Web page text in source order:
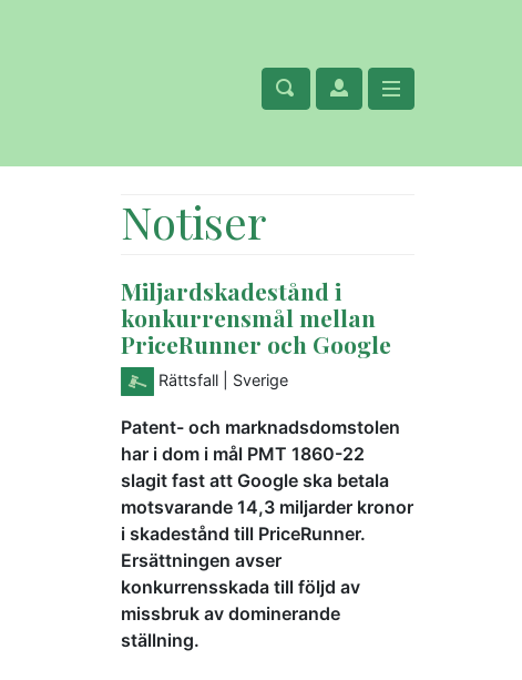
Notiser
Miljardskadestånd i
konkurrensmål mellan
PriceRunner och Google
Rättsfall | Sverige
Patent- och marknadsdomstolen
har i dom i mål PMT 1860-22
slagit fast att Google ska betala
motsvarande 14,3 miljarder kronor
i skadestånd till PriceRunner.
Ersättningen avser
konkurrensskada till följd av
missbruk av dominerande
ställning.